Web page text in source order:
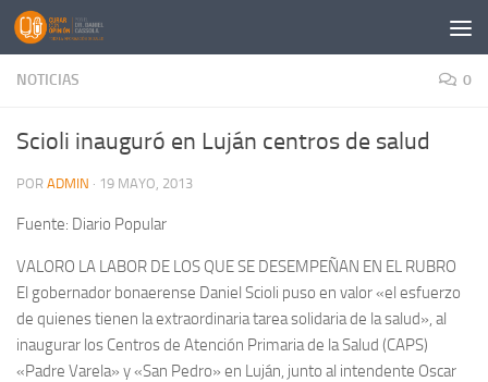
Saltar al contenido
NOTICIAS 0
Scioli inauguró en Luján centros de salud
POR ADMIN · 19 MAYO, 2013
Fuente: Diario Popular
VALORO LA LABOR DE LOS QUE SE DESEMPEÑAN EN EL RUBRO
El gobernador bonaerense Daniel Scioli puso en valor «el esfuerzo
de quienes tienen la extraordinaria tarea solidaria de la salud», al
inaugurar los Centros de Atención Primaria de la Salud (CAPS)
«Padre Varela» y «San Pedro» en Luján, junto al intendente Oscar